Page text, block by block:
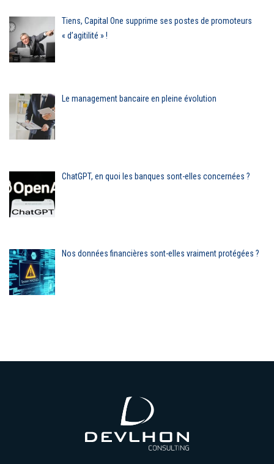
Tiens, Capital One supprime ses postes de promoteurs
« d’agitilité » !
Le management bancaire en pleine évolution
ChatGPT, en quoi les banques sont-elles concernées ?
Nos données financières sont-elles vraiment protégées ?